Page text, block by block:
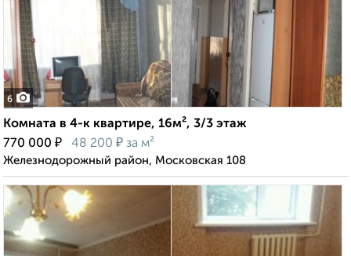
6
Комната в 4-к квартире, 16м², 3/3 этаж
770 000 ₽ 48 200 ₽ за м²
Железнодорожный район, Московская 108